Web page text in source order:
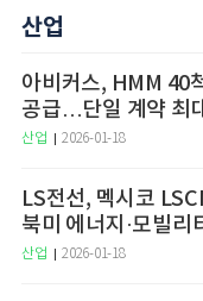
산업
아비커스, HMM 40
공급…단일 계약 최
산업 2026-01-18
LS전선, 멕시코
북미 에너지·모빌리
산업 2026-01-18